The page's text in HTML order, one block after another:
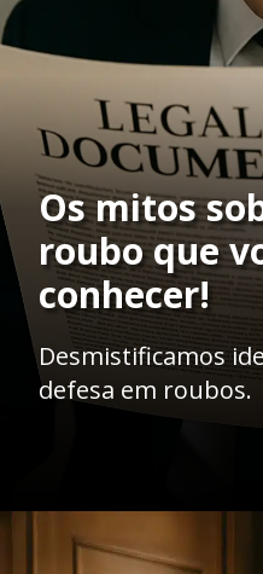
Os mitos
roubo que
conhecer!
Desmistificamos
defesa em roubos.
Opening